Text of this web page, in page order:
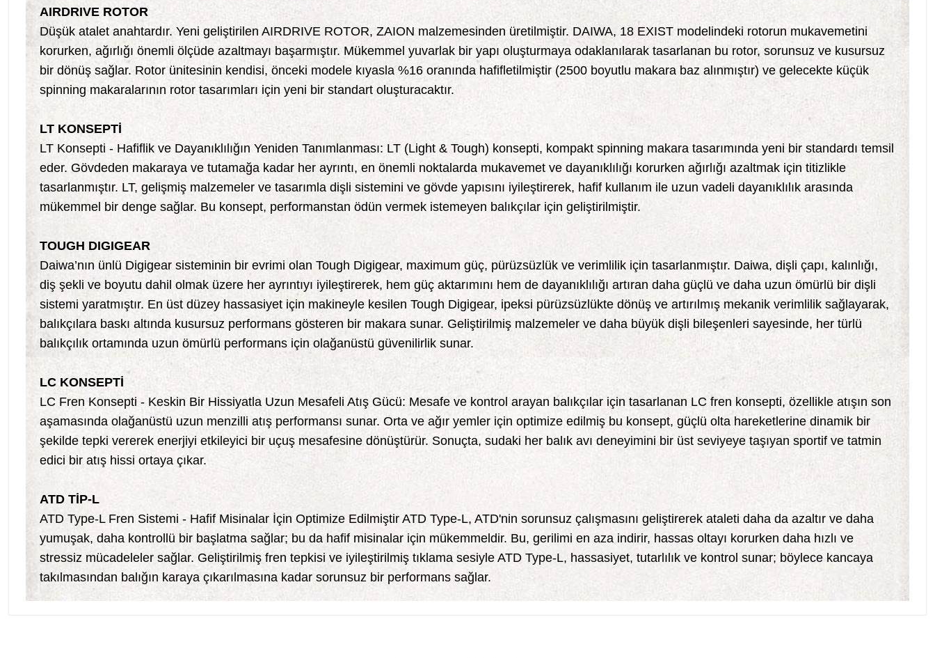
AIRDRIVE ROTOR
Düşük atalet anahtardır. Yeni geliştirilen AIRDRIVE ROTOR, ZAION malzemesinden üretilmiştir. DAIWA, 18 EXIST modelindeki rotorun mukavemetini
korurken, ağırlığı önemli ölçüde azaltmayı başarmıştır. Mükemmel yuvarlak bir yapı oluşturmaya odaklanılarak tasarlanan bu rotor, sorunsuz ve kusursuz
bir dönüş sağlar. Rotor ünitesinin kendisi, önceki modele kıyasla %16 oranında hafifletilmiştir (2500 boyutlu makara baz alınmıştır) ve gelecekte küçük
spinning makaralarının rotor tasarımları için yeni bir standart oluşturacaktır.
LT KONSEPTİ
LT Konsepti - Hafiflik ve Dayanıklılığın Yeniden Tanımlanması: LT (Light & Tough) konsepti, kompakt spinning makara tasarımında yeni bir standardı temsil
eder. Gövdeden makaraya ve tutamağa kadar her ayrıntı, en önemli noktalarda mukavemet ve dayanıklılığı korurken ağırlığı azaltmak için titizlikle
tasarlanmıştır. LT, gelişmiş malzemeler ve tasarımla dişli sistemini ve gövde yapısını iyileştirerek, hafif kullanım ile uzun vadeli dayanıklılık arasında
mükemmel bir denge sağlar. Bu konsept, performanstan ödün vermek istemeyen balıkçılar için geliştirilmiştir.
TOUGH DIGIGEAR
Daiwa’nın ünlü Digigear sisteminin bir evrimi olan Tough Digigear, maximum güç, pürüzsüzlük ve verimlilik için tasarlanmıştır. Daiwa, dişli çapı, kalınlığı,
diş şekli ve boyutu dahil olmak üzere her ayrıntıyı iyileştirerek, hem güç aktarımını hem de dayanıklılığı artıran daha güçlü ve daha uzun ömürlü bir dişli
sistemi yaratmıştır. En üst düzey hassasiyet için makineyle kesilen Tough Digigear, ipeksi pürüzsüzlükte dönüş ve artırılmış mekanik verimlilik sağlayarak,
balıkçılara baskı altında kusursuz performans gösteren bir makara sunar. Geliştirilmiş malzemeler ve daha büyük dişli bileşenleri sayesinde, her türlü
balıkçılık ortamında uzun ömürlü performans için olağanüstü güvenilirlik sunar.
LC KONSEPTİ
LC Fren Konsepti - Keskin Bir Hissiyatla Uzun Mesafeli Atış Gücü: Mesafe ve kontrol arayan balıkçılar için tasarlanan LC fren konsepti, özellikle atışın son
aşamasında olağanüstü uzun menzilli atış performansı sunar. Orta ve ağır yemler için optimize edilmiş bu konsept, güçlü olta hareketlerine dinamik bir
şekilde tepki vererek enerjiyi etkileyici bir uçuş mesafesine dönüştürür. Sonuçta, sudaki her balık avı deneyimini bir üst seviyeye taşıyan sportif ve tatmin
edici bir atış hissi ortaya çıkar.
ATD TİP-L
ATD Type-L Fren Sistemi - Hafif Misinalar İçin Optimize Edilmiştir ATD Type-L, ATD'nin sorunsuz çalışmasını geliştirerek ataleti daha da azaltır ve daha
yumuşak, daha kontrollü bir başlatma sağlar; bu da hafif misinalar için mükemmeldir. Bu, gerilimi en aza indirir, hassas oltayı korurken daha hızlı ve
stressiz mücadeleler sağlar. Geliştirilmiş fren tepkisi ve iyileştirilmiş tıklama sesiyle ATD Type-L, hassasiyet, tutarlılık ve kontrol sunar; böylece kancaya
takılmasından balığın karaya çıkarılmasına kadar sorunsuz bir performans sağlar.